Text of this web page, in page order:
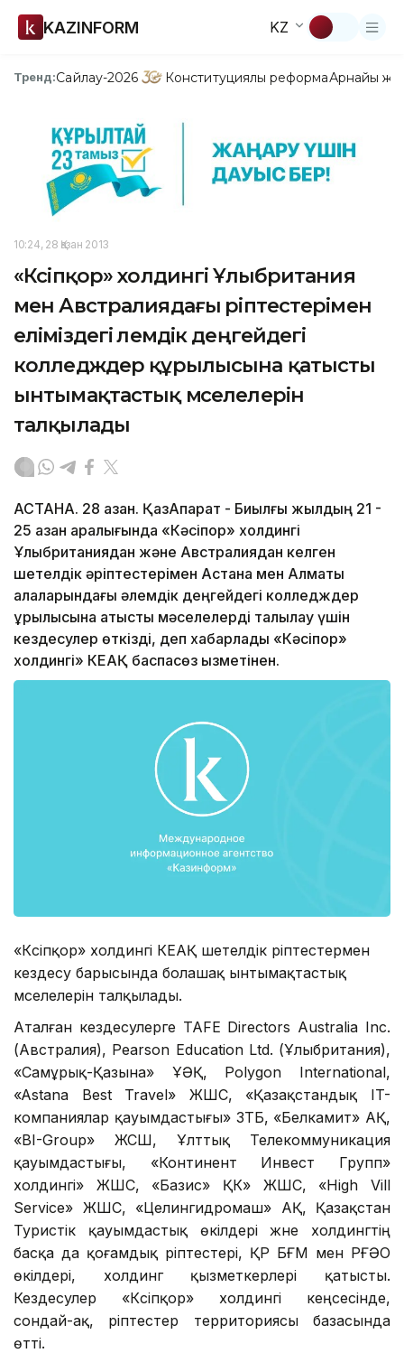
KAZINFORM KZ
Тренд:Сайлау-2026 Конституциялық реформаАрнайы
10:24, 28 Қазан 2013
«Кәсіпқор» холдингі Ұлыбритания
мен Австралиядағы әріптестерімен
еліміздегі әлемдік деңгейдегі
колледждер құрылысына қатысты
ынтымақтастық мәселелерін
талқылады
АСТАНА. 28 қазан. ҚазАқпарат - Биылғы жылдың 21 -
25 қазан аралығында «Кәсіпқор» холдингі
Ұлыбританиядан және Австралиядан келген
шетелдік әріптестерімен Астана мен Алматы
қалаларындағы әлемдік деңгейдегі колледждер
құрылысына қатысты мәселелерді талқылау үшін
кездесулер өткізді, деп хабарлады «Кәсіпқор»
холдингі» КЕАҚ баспасөз қызметінен.
«Кәсіпқор» холдингі КЕАҚ шетелдік әріптестермен
кездесу барысында болашақ ынтымақтастық
мәселелерін талқылады.
Аталған кездесулерге TAFE Directors Australia Inc.
(Австралия), Pearson Education Ltd. (Ұлыбритания),
«Самұрық-Қазына» ҰӘҚ, Polygon International,
«Astana Best Travel» ЖШС, «Қазақстандық IT-
компаниялар қауымдастығы» ЗТБ, «Белкамит» АҚ,
«BI-Group» ЖСШ, Ұлттық Телекоммуникация
қауымдастығы, «Континент Инвест Групп»
холдингі» ЖШС, «Базис» ҚК» ЖШС, «High Vill
Service» ЖШС, «Целингидромаш» АҚ, Қазақстан
Туристік қауымдастық өкілдері және холдингтің
басқа да қоғамдық әріптестері, ҚР БҒМ мен РҒӘО
өкілдері, холдинг қызметкерлері қатысты.
Кездесулер «Кәсіпқор» холдингі кеңсесінде,
сондай-ақ, әріптестер территориясы базасында
өтті.